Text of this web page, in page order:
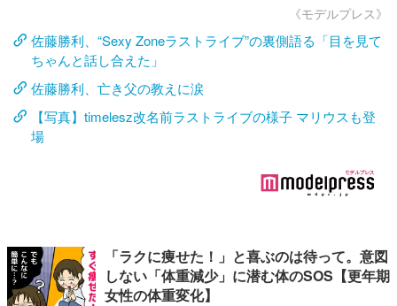
《モデルプレス》
佐藤勝利、“Sexy Zoneラストライブ”の裏側語る「目を見て
ちゃんと話し合えた」
佐藤勝利、亡き父の教えに涙
【写真】timelesz改名前ラストライブの様子 マリウスも登
場
「ラクに痩せた！」と喜ぶのは待って。意図
しない「体重減少」に潜む体のSOS【更年期
女性の体重変化】